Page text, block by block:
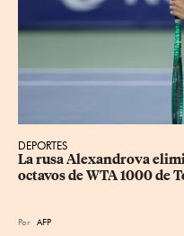
DEPORTES
La rusa Alexandrova
octavos de WTA 1000 de
Por AFP